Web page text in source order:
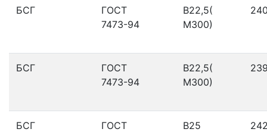
БСГ
ГОСТ
7473-94
В22,5(
М300)
БСГ
ГОСТ
7473-94
В22,5(
М300)
БСГ
ГОСТ
В25